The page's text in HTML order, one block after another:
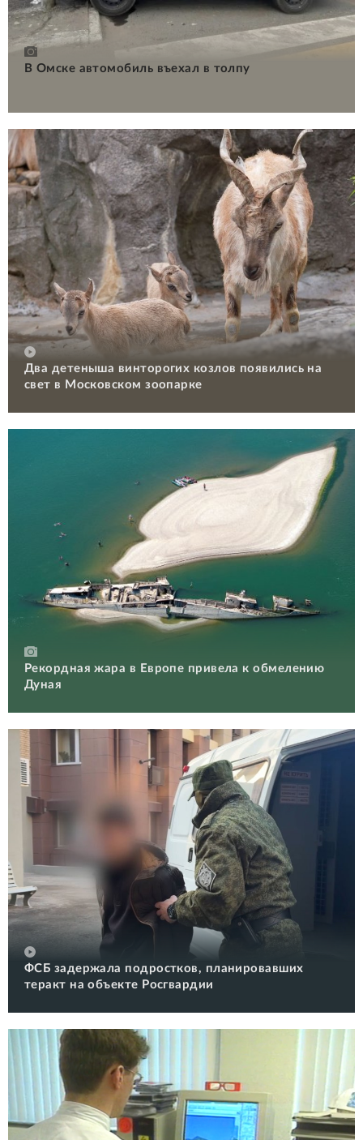
В Омске автомобиль въехал в толпу
Два детеныша винторогих козлов появились на
свет в Московском зоопарке
Рекордная жара в Европе привела к обмелению
Дуная
ФСБ задержала подростков, планировавших
теракт на объекте Росгвардии